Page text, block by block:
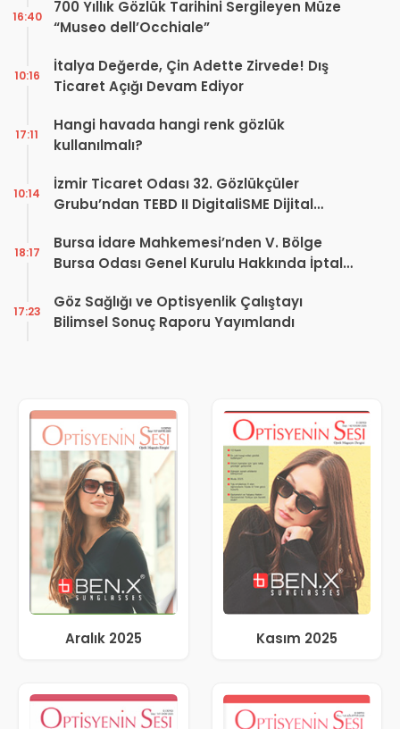
700 Yıllık Gözlük Tarihini Sergileyen Müze
“Museo dell’Occhiale”
16:40
İtalya Değerde, Çin Adette Zirvede! Dış
Ticaret Açığı Devam Ediyor
10:16
Hangi havada hangi renk gözlük
kullanılmalı?
17:11
İzmir Ticaret Odası 32. Gözlükçüler
Grubu’ndan TEBD II DigitaliSME Dijital
10:14
Bursa İdare Mahkemesi’nden V. Bölge
Bursa Odası Genel Kurulu Hakkında İptal
18:17
Göz Sağlığı ve Optisyenlik Çalıştayı
Bilimsel Sonuç Raporu Yayımlandı
17:23
Aralık 2025 Kasım 2025